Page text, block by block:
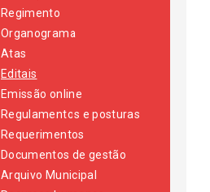
Regimento
Organograma
Atas
Editais
Emissão online
Regulamentos e posturas
Requerimentos
Documentos de gestão
Arquivo Municipal